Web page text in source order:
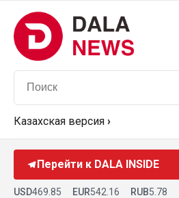
Казахская версия ›
Перейти к DALA INSIDE
USD469.85 EUR542.16 RUB5.78